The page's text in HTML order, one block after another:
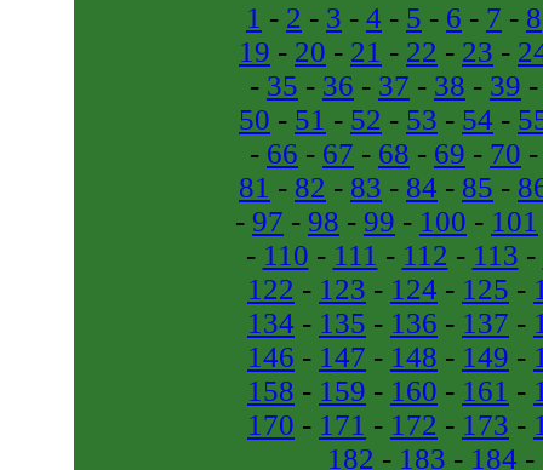
1 - 2 - 3 - 4 - 5 - 6 - 7 - 8
19 - 20 - 21 - 22 - 23 -
- 35 - 36 - 37 - 38 - 39
50 - 51 - 52 - 53 - 54 -
- 66 - 67 - 68 - 69 - 70
81 - 82 - 83 - 84 - 85 -
- 97 - 98 - 99 - 100 - 101
- 110 - 111 - 112 - 113 -
122 - 123 - 124 - 125 -
134 - 135 - 136 - 137 -
146 - 147 - 148 - 149 -
158 - 159 - 160 - 161 -
170 - 171 - 172 - 173 -
182 - 183 - 184 -